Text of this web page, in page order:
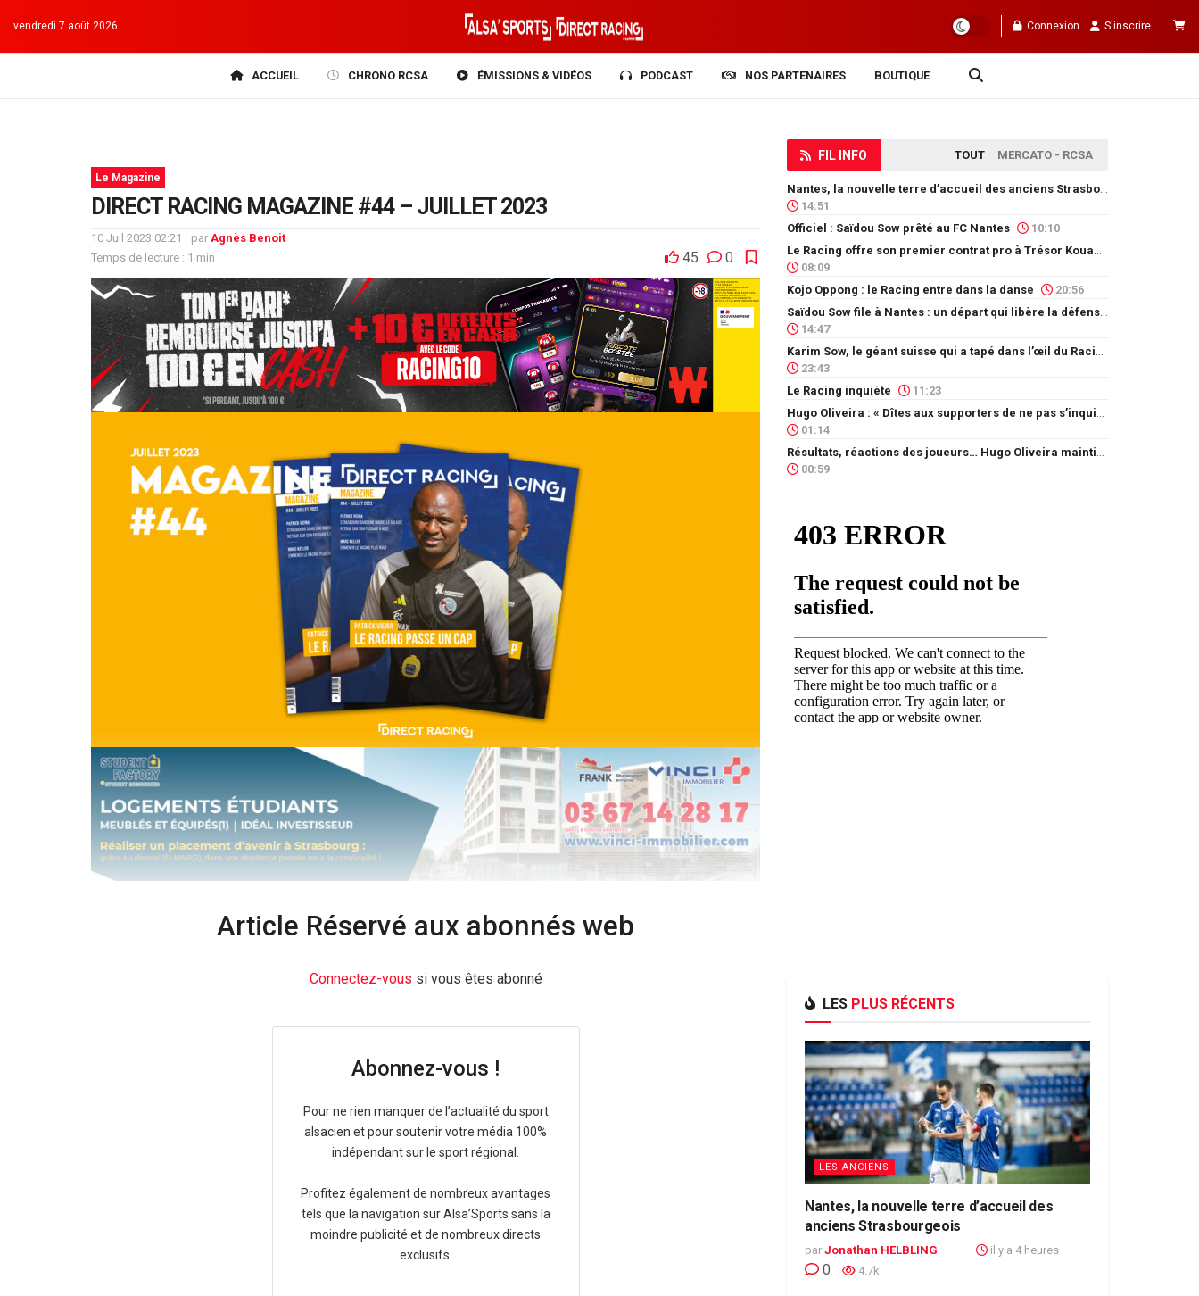
vendredi 7 août 2026 Connexion S'inscrire
ACCUEIL CHRONO RCSA ÉMISSIONS & VIDÉOS PODCAST NOS PARTENAIRES BOUTIQUE
Le Magazine
DIRECT RACING MAGAZINE #44 – JUILLET 2023
10 Juil 2023 02:21 par Agnès Benoit
Temps de lecture : 1 min
45 0
Article Réservé aux abonnés web
Connectez-vous si vous êtes abonné
Abonnez-vous !
Pour ne rien manquer de l’actualité du sport
alsacien et pour soutenir votre média 100%
indépendant sur le sport régional.
Profitez également de nombreux avantages
tels que la navigation sur Alsa’Sports sans la
moindre publicité et de nombreux directs
exclusifs.
FIL INFO TOUT MERCATO - RCSA
14:51
Officiel : Saïdou Sow prêté au FC Nantes
10:10
08:09
Kojo Oppong : le Racing entre dans la danse
20:56
14:47
23:43
Le Racing inquiète
11:23
01:14
00:59
LES PLUS RÉCENTS
LES ANCIENS
Nantes, la nouvelle terre d’accueil des
anciens Strasbourgeois
par Jonathan HELBLING il y a 4 heures
0 4.7k